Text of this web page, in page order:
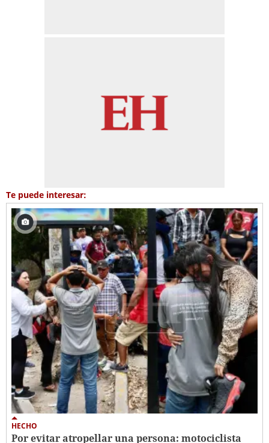
Te puede interesar:
HECHO
Por evitar atropellar una persona: motociclista